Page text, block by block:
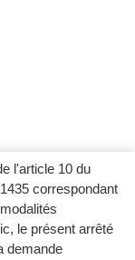
l'article 10 du
correspondant
le présent arrêté
demande